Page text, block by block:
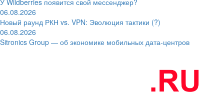
06.08.2026
Новый раунд РКН vs. VPN: Эволюция тактики (?)
06.08.2026
Sitronics Group — об экономике мобильных дата-центров